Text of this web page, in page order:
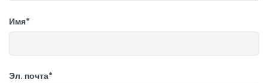
Имя*
Эл. почта*